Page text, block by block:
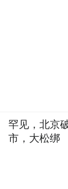
罕见，北京
市，大松绑